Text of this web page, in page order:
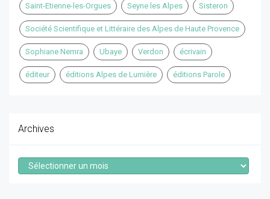
Saint-Etienne-les-Orgues Seyne les Alpes Sisteron
Société Scientifique et Littéraire des Alpes de Haute Provence
Sophiane Nemra Ubaye Verdon écrivain
éditeur éditions Alpes de Lumière éditions Parole
Archives
Archives